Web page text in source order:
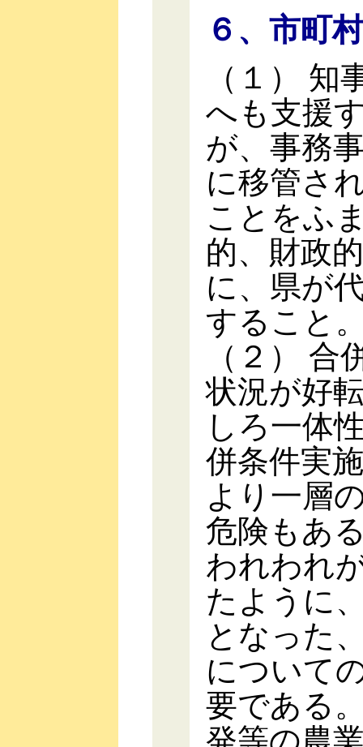
６、市町
（１）
へも支援
が、事務
に移管さ
ことをふ
的、財政
に、県が
すること
（２）
状況が好
しろ一体
併条件実
より一層
危険もあ
われわれ
たように
となった
について
要である